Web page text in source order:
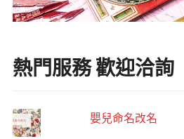
熱門服務 歡迎洽詢
嬰兒命名改名